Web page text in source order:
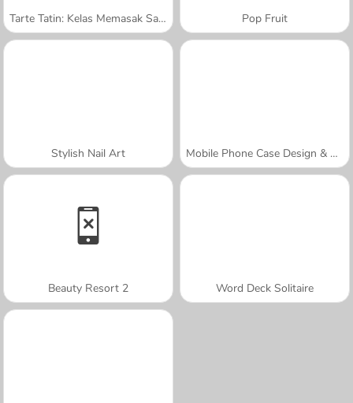
Tarte Tatin: Kelas Memasak Sara Pop Fruit
Stylish Nail Art Mobile Phone Case Design & DIY
Beauty Resort 2 Word Deck Solitaire